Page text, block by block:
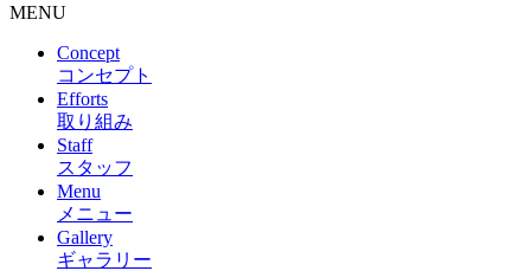
MENU
Concept
コンセプト
Efforts
取り組み
Staff
スタッフ
Menu
メニュー
Gallery
ギャラリー